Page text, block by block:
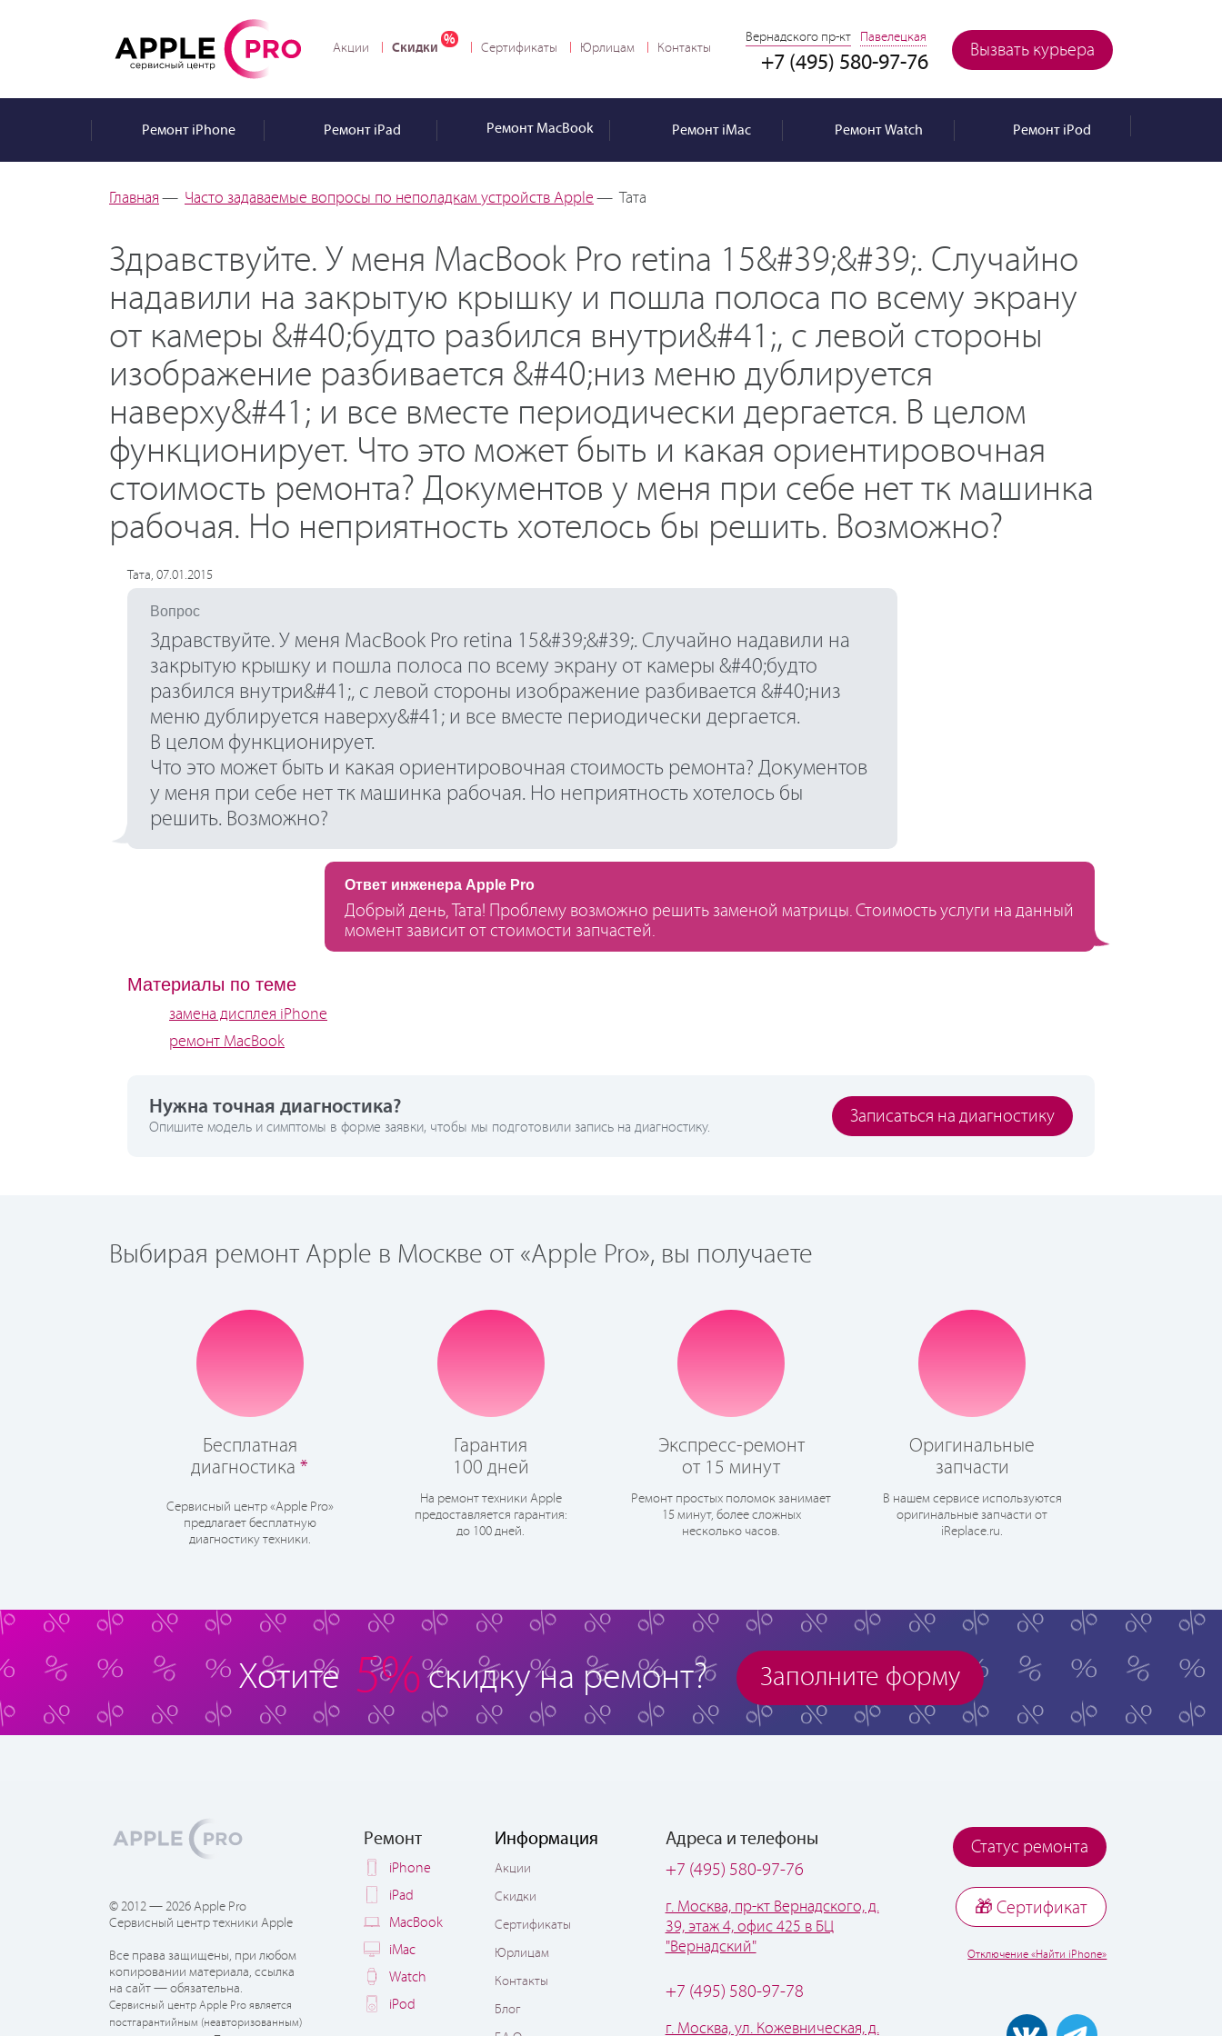
Вызвать курьера
Вернадского пр-кт Павелецкая
+7 (495) 580-97-76
Акции Скидки Сертификаты Юрлицам Контакты
РемонтiPhone РемонтiPad Ремонт MacBook РемонтiMac РемонтWatch РемонтiPod
Главная — Часто задаваемые вопросы по неполадкам устройств Apple — Тата
Здравствуйте. У меня MacBook Pro retina 15&#39;&#39;. Случайно
надавили на закрытую крышку и пошла полоса по всему экрану
от камеры &#40;будто разбился внутри&#41;, с левой стороны
изображение разбивается &#40;низ меню дублируется
наверху&#41; и все вместе периодически дергается. В целом
функционирует. Что это может быть и какая ориентировочная
стоимость ремонта? Документов у меня при себе нет тк машинка
рабочая. Но неприятность хотелось бы решить. Возможно?
Тата, 07.01.2015
Вопрос
Здравствуйте. У меня MacBook Pro retina 15&#39;&#39;. Случайно надавили на
закрытую крышку и пошла полоса по всему экрану от камеры &#40;будто
разбился внутри&#41;, с левой стороны изображение разбивается &#40;низ
меню дублируется наверху&#41; и все вместе периодически дергается.
В целом функционирует.
Что это может быть и какая ориентировочная стоимость ремонта? Документов
у меня при себе нет тк машинка рабочая. Но неприятность хотелось бы
решить. Возможно?
Ответ инженера Apple Pro
Добрый день, Тата! Проблему возможно решить заменой матрицы. Стоимость услуги на данный
момент зависит от стоимости запчастей.
Материалы по теме
замена дисплея iPhone
ремонт MacBook
Нужна точная диагностика?
Опишите модель и симптомы в форме заявки, чтобы мы подготовили запись на диагностику.
Записаться на диагностику
Выбирая ремонт Apple в Москве от «Apple Pro», вы получаете
Бесплатная
диагностика*
Сервисный центр «Apple Pro»
предлагает бесплатную
диагностику техники.
Гарантия
100 дней
На ремонт техники Apple
предоставляется гарантия:
до 100 дней.
Экспресс-ремонт
от 15 минут
Ремонт простых поломок занимает
15 минут, более сложных
несколько часов.
Оригинальные
запчасти
В нашем сервисе используются
оригинальные запчасти от
iReplace.ru.
Хотите 5% скидку на ремонт? Заполните форму
© 2012 — 2026 Apple Pro
Сервисный центр техники Apple
Все права защищены, при любом
копировании материала, ссылка
на сайт — обязательна.
Сервисный центр Apple Pro является
постгарантийным (неавторизованным)
Ремонт
iPhone
iPad
MacBook
iMac
Watch
iPod
Информация
Акции
Скидки
Сертификаты
Юрлицам
Контакты
Блог
Адреса и телефоны
+7 (495) 580-97-76
г. Москва, пр-кт Вернадского, д.
39, этаж 4, офис 425 в БЦ
"Вернадский"
+7 (495) 580-97-78
г. Москва, ул. Кожевническая, д.
Статус ремонта
🎁 Cертификат
Отключение «Найти iPhone»